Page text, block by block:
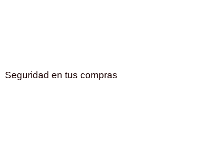
Seguridad en tus compras